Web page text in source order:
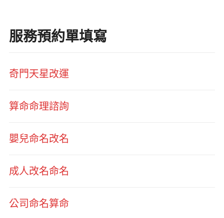
服務預約單填寫
奇門天星改運
算命命理諮詢
嬰兒命名改名
成人改名命名
公司命名算命